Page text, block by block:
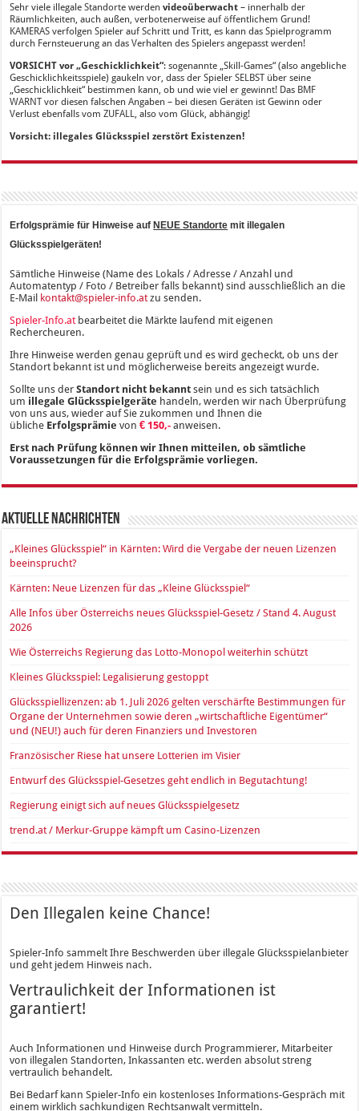
Sehr viele illegale Standorte werdenvideoüberwacht– innerhalb der
Räumlichkeiten, auch außen, verbotenerweise auf öffentlichem Grund!
KAMERAS verfolgen Spieler auf Schritt und Tritt, es kann das Spielprogramm
durch Fernsteuerung an das Verhalten des Spielers angepasst werden!
VORSICHT vor „Geschicklichkeit“: sogenannte „Skill-Games“ (also angebliche
Geschicklichkeitsspiele) gaukeln vor, dass der Spieler SELBST über seine
„Geschicklichkeit“ bestimmen kann, ob und wie viel er gewinnt! Das BMF
WARNT vor diesen falschen Angaben – bei diesen Geräten ist Gewinn oder
Verlust ebenfalls vom ZUFALL, also vom Glück, abhängig!
Vorsicht: illegales Glücksspiel zerstört Existenzen!
Erfolgsprämie für Hinweise aufNEUE Standorte mit illegalen
Glücksspielgeräten!
Sämtliche Hinweise (Name des Lokals / Adresse / Anzahl und
Automatentyp / Foto / Betreiber falls bekannt) sind ausschließlich an die
E-Mail kontakt@spieler-info.atzu senden.
Spieler-Info.atbearbeitet die Märkte laufend mit eigenen
Rechercheuren.
Ihre Hinweise werden genau geprüft und es wird gecheckt, ob uns der
Standort bekannt ist und möglicherweise bereits angezeigt wurde.
Sollte uns derStandort nicht bekanntsein und es sich tatsächlich
um illegale Glücksspielgeräte handeln, werden wir nach Überprüfung
von uns aus, wieder auf Sie zukommen und Ihnen die
übliche Erfolgsprämievon € 150,- anweisen.
Erst nach Prüfung können wir Ihnen mitteilen, ob sämtliche
Voraussetzungen für die Erfolgsprämie vorliegen.
Aktuelle Nachrichten
„Kleines Glücksspiel“ in Kärnten: Wird die Vergabe der neuen Lizenzen
beeinsprucht?
Kärnten: Neue Lizenzen für das „Kleine Glücksspiel“
Alle Infos über Österreichs neues Glücksspiel-Gesetz / Stand 4. August
2026
Wie Österreichs Regierung das Lotto-Monopol weiterhin schützt
Kleines Glücksspiel: Legalisierung gestoppt
Glücksspiellizenzen: ab 1. Juli 2026 gelten verschärfte Bestimmungen für
Organe der Unternehmen sowie deren „wirtschaftliche Eigentümer“
und (NEU!) auch für deren Finanziers und Investoren
Französischer Riese hat unsere Lotterien im Visier
Entwurf des Glücksspiel-Gesetzes geht endlich in Begutachtung!
Regierung einigt sich auf neues Glücksspielgesetz
trend.at / Merkur-Gruppe kämpft um Casino-Lizenzen
Den Illegalen keine Chance!
Spieler-Info sammelt Ihre Beschwerden über illegale Glücksspielanbieter
und geht jedem Hinweis nach.
Vertraulichkeit der Informationen ist
garantiert!
Auch Informationen und Hinweise durch Programmierer, Mitarbeiter
von illegalen Standorten, Inkassanten etc. werden absolut streng
vertraulich behandelt.
Bei Bedarf kann Spieler-Info ein kostenloses Informations-Gespräch mit
einem wirklich sachkundigen Rechtsanwalt vermitteln.